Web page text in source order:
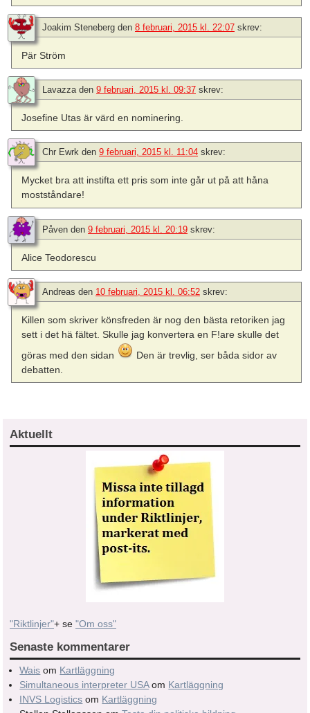
Joakim Steneberg den 8 februari, 2015 kl. 22:07 skrev:
Pär Ström
Lavazzaden 9 februari, 2015 kl. 09:37 skrev:
Josefine Utas är värd en nominering.
Chr Ewrk den 9 februari, 2015 kl. 11:04 skrev:
Mycket bra att instifta ett pris som inte går ut på att håna
mostståndare!
Påven den 9 februari, 2015 kl. 20:19 skrev:
Alice Teodorescu
Andreas den 10 februari, 2015 kl. 06:52 skrev:
Killen som skriver könsfreden är nog den bästa retoriken jag
sett i det hä fältet. Skulle jag konvertera en F!are skulle det
göras med den sidan
Den är trevlig, ser båda sidor av
debatten.
Aktuellt
"Riktlinjer"+ se "Om oss"
Senaste kommentarer
Wais om Kartläggning
Simultaneous interpreter USAom Kartläggning
INVS Logistics om Kartläggning